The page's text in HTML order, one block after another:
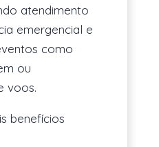
atendimento
emergencial e
como
ou
voos.
benefícios